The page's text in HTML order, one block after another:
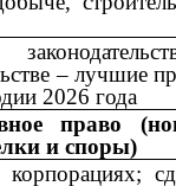
– лучшие
2026 года
право
и споры)